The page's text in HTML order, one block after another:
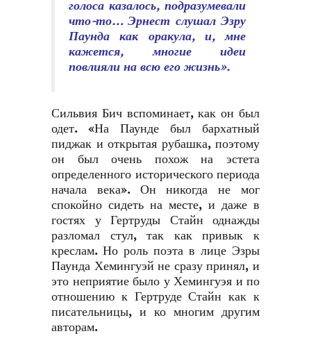
голоса казалось, подразумевали
что-то… Эрнест слушал Эзру
Паунда как оракула, и, мне
кажется, многие идеи
повлияли на всю его жизнь».
Сильвия Бич вспоминает, как он был
одет. «На Паунде был бархатный
пиджак и открытая рубашка, поэтому
он был очень похож на эстета
определенного исторического периода
начала века». Он никогда не мог
спокойно сидеть на месте, и даже в
гостях у Гертруды Стайн однажды
разломал стул, так как привык к
креслам. Но роль поэта в лице Эзры
Паунда Хемингуэй не сразу принял, и
это неприятие было у Хемингуэя и по
отношению к Гертруде Стайн как к
писательницы, и ко многим другим
авторам.